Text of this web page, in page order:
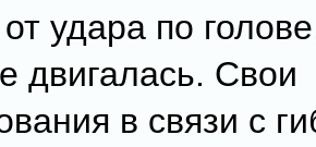
удара по
двигалась. Свои
в связи с